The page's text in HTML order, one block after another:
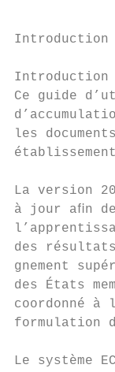
Introduction
Introduction
Ce guide
les
La version
à jour aﬁn
des
gnement
des États
coordonné
formulation
Le système